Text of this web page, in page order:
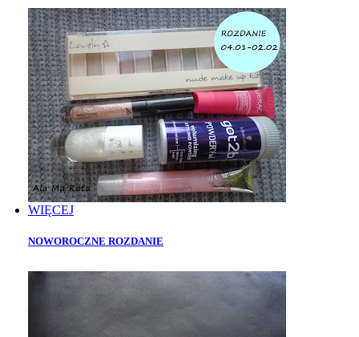
WIĘCEJ
NOWOROCZNE ROZDANIE